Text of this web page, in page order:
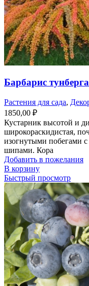
Барбарис
Растения для сада,
1850,00 ₽
Кустарник высотой и
широкораскидистая,
изогнутыми побегами
шипами. Кора
Добавить в пожелания
В корзину
Быстрый просмотр